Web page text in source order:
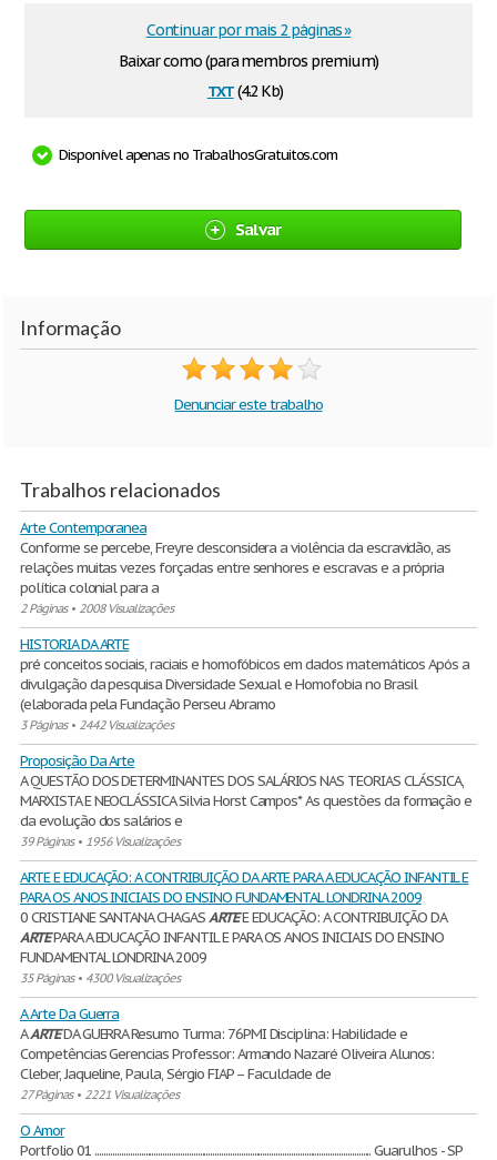
Baixar como (para membros premium)
txt(4.2 Kb)
Continuar por mais 2 páginas »
Disponível apenas no TrabalhosGratuitos.com
Salvar
Informação
Denunciar este trabalho
Trabalhos relacionados
Arte Contemporanea
Conforme se percebe, Freyre desconsidera a violência da escravidão, as
relações muitas vezes forçadas entre senhores e escravas e a própria
política colonial para a
2 Páginas• 2008 Visualizações
HISTORIA DA ARTE
pré conceitos sociais, raciais e homofóbicos em dados matemáticos Após a
divulgação da pesquisa Diversidade Sexual e Homofobia no Brasil
(elaborada pela Fundação Perseu Abramo
3 Páginas• 2442 Visualizações
Proposição Da Arte
A QUESTÃO DOS DETERMINANTES DOS SALÁRIOS NAS TEORIAS CLÁSSICA,
MARXISTA E NEOCLÁSSICA Silvia Horst Campos* As questões da formação e
da evolução dos salários e
39 Páginas• 1956 Visualizações
ARTE E EDUCAÇÃO: A CONTRIBUIÇÃO DA ARTE PARA A EDUCAÇÃO INFANTIL E
PARA OS ANOS INICIAIS DO ENSINO FUNDAMENTAL LONDRINA 2009
0 CRISTIANE SANTANA CHAGASARTEE EDUCAÇÃO: A CONTRIBUIÇÃO DA
ARTEPARA A EDUCAÇÃO INFANTIL E PARA OS ANOS INICIAIS DO ENSINO
FUNDAMENTAL LONDRINA 2009
35 Páginas• 4300 Visualizações
A Arte Da Guerra
AARTEDA GUERRA Resumo Turma: 76PMI Disciplina: Habilidade e
Competências Gerencias Professor: Armando Nazaré Oliveira Alunos:
Cleber, Jaqueline, Paula, Sérgio FIAP – Faculdade de
27 Páginas• 2221 Visualizações
O Amor
Portfolio 01 ............................................................................................................................... Guarulhos - SP